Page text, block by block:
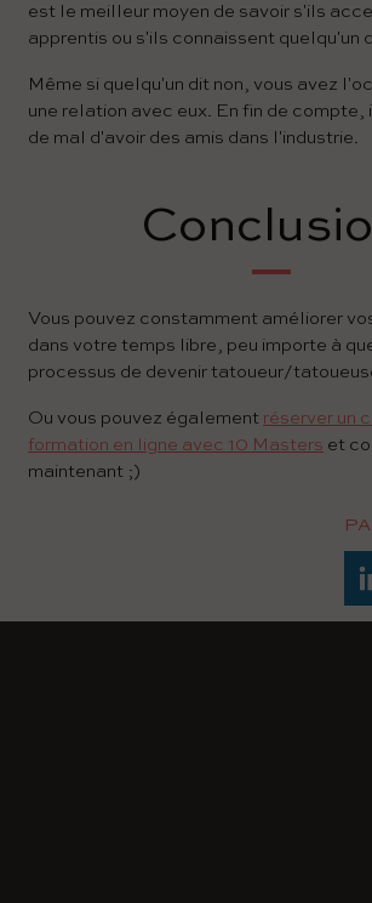
est le meilleur moyen de savoir s'ils
apprentis ou s'ils connaissent quelqu'un
Même si quelqu'un dit non, vous avez
une relation avec eux. En fin de compte,
de mal d'avoir des amis dans l'industrie.
Vous pouvez constamment améliorer
dans votre temps libre, peu importe à
processus de devenir tatoueur/
Ou vous pouvez également réserver un
formation en ligne avec 10 Masters et
maintenant ;)